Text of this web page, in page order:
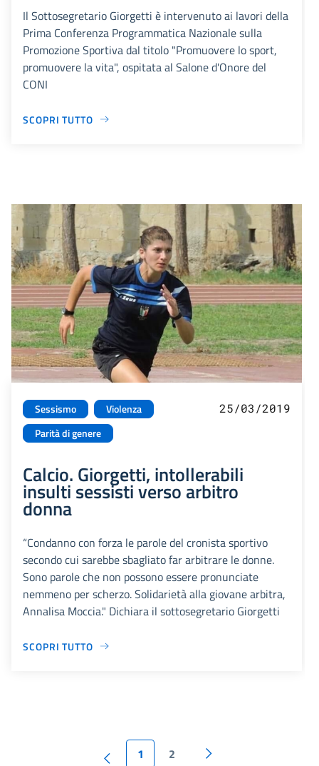
Il Sottosegretario Giorgetti è intervenuto ai lavori della
Prima Conferenza Programmatica Nazionale sulla
Promozione Sportiva dal titolo "Promuovere lo sport,
promuovere la vita", ospitata al Salone d'Onore del
CONI
SCOPRI TUTTO
Sessismo
Violenza
Parità di genere
25/03/2019
Calcio. Giorgetti, intollerabili
insulti sessisti verso arbitro
donna
“Condanno con forza le parole del cronista sportivo
secondo cui sarebbe sbagliato far arbitrare le donne.
Sono parole che non possono essere pronunciate
nemmeno per scherzo. Solidarietà alla giovane arbitra,
Annalisa Moccia." Dichiara il sottosegretario Giorgetti
SCOPRI TUTTO
1 2